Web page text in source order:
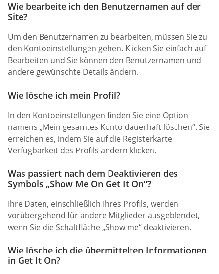
Wie bearbeite ich den Benutzernamen auf der
Site?
Um den Benutzernamen zu bearbeiten, müssen Sie zu
den Kontoeinstellungen gehen. Klicken Sie einfach auf
Bearbeiten und Sie können den Benutzernamen und
andere gewünschte Details ändern.
Wie lösche ich mein Profil?
In den Kontoeinstellungen finden Sie eine Option
namens „Mein gesamtes Konto dauerhaft löschen“. Sie
erreichen es, indem Sie auf die Registerkarte
Verfügbarkeit des Profils ändern klicken.
Was passiert nach dem Deaktivieren des
Symbols „Show Me On Get It On“?
Ihre Daten, einschließlich Ihres Profils, werden
vorübergehend für andere Mitglieder ausgeblendet,
wenn Sie die Schaltfläche „Show me“ deaktivieren.
Wie lösche ich die übermittelten Informationen
in Get It On?